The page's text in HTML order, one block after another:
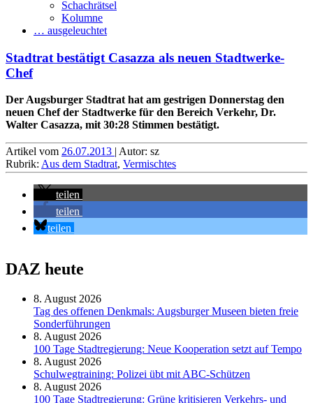
Schachrätsel
Kolumne
… ausgeleuchtet
Stadtrat bestätigt Casazza als neuen Stadtwerke-
Chef
Der Augsburger Stadtrat hat am gestrigen Donnerstag den
neuen Chef der Stadtwerke für den Bereich Verkehr, Dr.
Walter Casazza, mit 30:28 Stimmen bestätigt.
Artikel vom 26.07.2013 | Autor: sz
Rubrik: Aus dem Stadtrat, Vermischtes
teilen
teilen
teilen
DAZ heute
8. August 2026
Tag des offenen Denkmals: Augsburger Museen bieten freie
Sonderführungen
8. August 2026
100 Tage Stadtregierung: Neue Kooperation setzt auf Tempo
8. August 2026
Schul­weg­trai­ning: Poli­zei übt mit ABC-Schüt­zen
8. August 2026
100 Tage Stadtregierung: Grüne kritisieren Verkehrs- und